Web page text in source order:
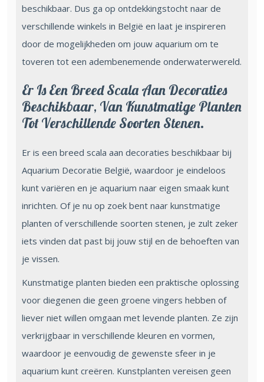
beschikbaar. Dus ga op ontdekkingstocht naar de
verschillende winkels in België en laat je inspireren
door de mogelijkheden om jouw aquarium om te
toveren tot een adembenemende onderwaterwereld.
Er Is Een Breed Scala Aan Decoraties
Beschikbaar, Van Kunstmatige Planten
Tot Verschillende Soorten Stenen.
Er is een breed scala aan decoraties beschikbaar bij
Aquarium Decoratie België, waardoor je eindeloos
kunt variëren en je aquarium naar eigen smaak kunt
inrichten. Of je nu op zoek bent naar kunstmatige
planten of verschillende soorten stenen, je zult zeker
iets vinden dat past bij jouw stijl en de behoeften van
je vissen.
Kunstmatige planten bieden een praktische oplossing
voor diegenen die geen groene vingers hebben of
liever niet willen omgaan met levende planten. Ze zijn
verkrijgbaar in verschillende kleuren en vormen,
waardoor je eenvoudig de gewenste sfeer in je
aquarium kunt creëren. Kunstplanten vereisen geen